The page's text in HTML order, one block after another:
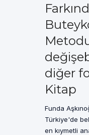
diğer
Kitap
Funda
Türkiye'de
en kıymetli